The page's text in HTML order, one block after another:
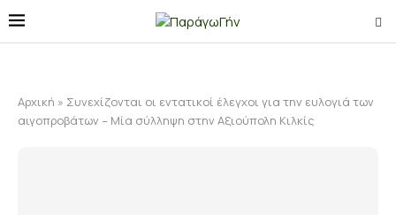
Αρχική » Συνεχίζονται οι εντατικοί έλεγχοι για την ευλογιά των
αιγοπροβάτων – Μία σύλληψη στην Αξιούπολη Κιλκίς